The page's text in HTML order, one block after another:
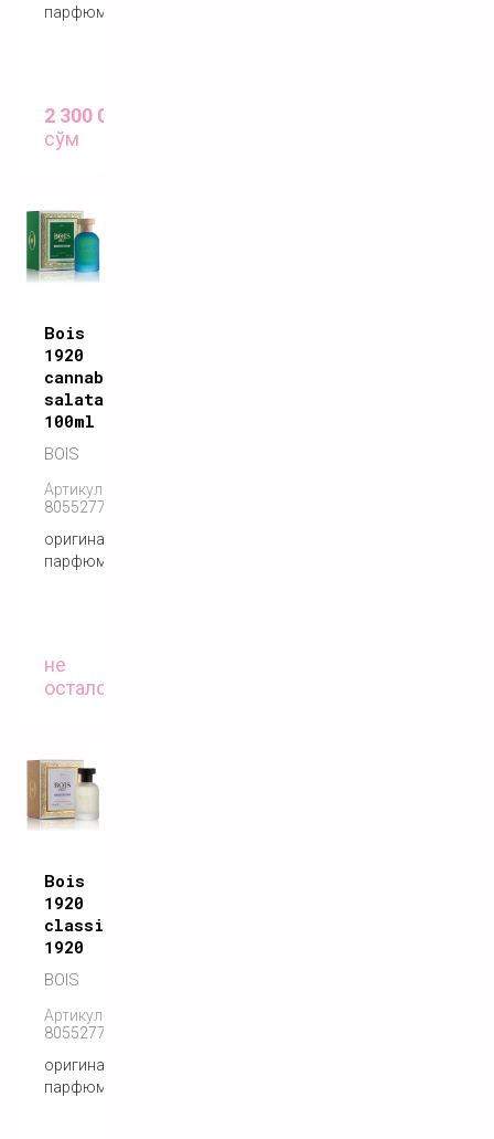
парфюм
2 300 000
сўм
Bois
1920
cannabis
salata
100ml
BOIS
Артикул:
8055277280350
оригинальный
парфюм
не
осталось
Bois
1920
classic
1920
BOIS
Артикул:
8055277280350
оригинальный
парфюм